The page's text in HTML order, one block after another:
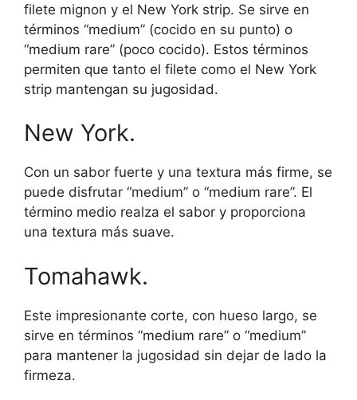
filete mignon y el New York strip. Se sirve en
términos “medium” (cocido en su punto) o
“medium rare” (poco cocido). Estos términos
permiten que tanto el filete como el New York
strip mantengan su jugosidad.
New York.
Con un sabor fuerte y una textura más firme, se
puede disfrutar “medium” o “medium rare”. El
término medio realza el sabor y proporciona
una textura más suave.
Tomahawk.
Este impresionante corte, con hueso largo, se
sirve en términos “medium rare” o “medium”
para mantener la jugosidad sin dejar de lado la
firmeza.